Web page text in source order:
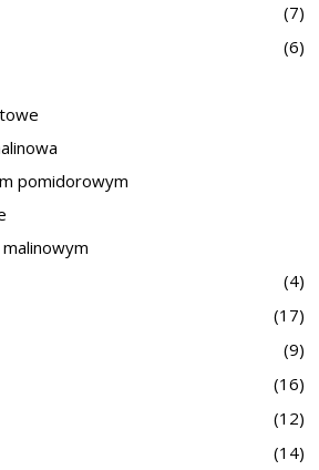
(7)
(6)
pomidorowym
(4)
(17)
(9)
(16)
(12)
(14)